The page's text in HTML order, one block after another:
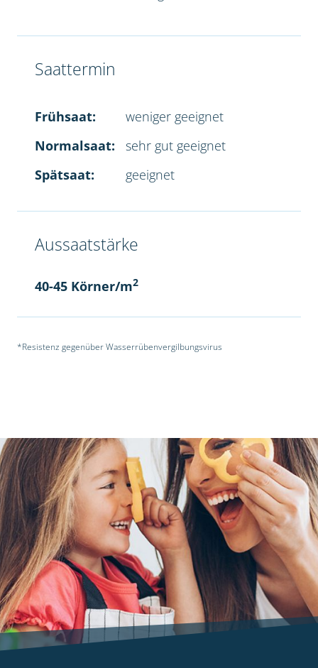
Saattermin
Frühsaat:
weniger geeignet
Normalsaat:
sehr gut geeignet
Spätsaat:
geeignet
Aussaatstärke
40-45 Körner/m2
*Resistenz gegenüber Wasserrübenvergilbungsvirus